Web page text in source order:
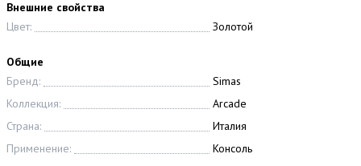
Внешние свойства
Цвет:
Золотой
Общие
Бренд:
Simas
Коллекция:
Arcade
Страна:
Италия
Применение:
Консоль